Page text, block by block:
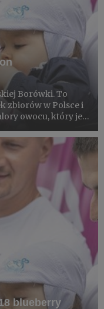
Borówki. To
zbiorów w Polsce i
owocu, który jest
owoc nie tylko
blueberry